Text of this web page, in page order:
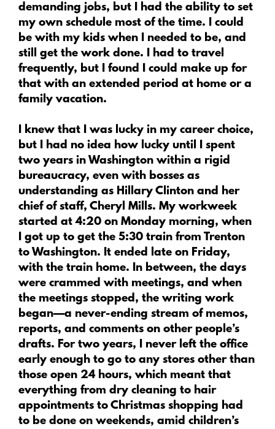
demanding jobs, but I had the ability to set
my own schedule most of the time. I could
be with my kids when I needed to be, and
still get the work done. I had to travel
frequently, but I found I could make up for
that with an extended period at home or a
family vacation.
I knew that I was lucky in my career choice,
but I had no idea how lucky until I spent
two years in Washington within a rigid
bureaucracy, even with bosses as
understanding as Hillary Clinton and her
chief of staff, Cheryl Mills. My workweek
started at 4:20 on Monday morning, when
I got up to get the 5:30 train from Trenton
to Washington. It ended late on Friday,
with the train home. In between, the days
were crammed with meetings, and when
the meetings stopped, the writing work
began—a never-ending stream of memos,
reports, and comments on other people’s
drafts. For two years, I never left the office
early enough to go to any stores other than
those open 24 hours, which meant that
everything from dry cleaning to hair
appointments to Christmas shopping had
to be done on weekends, amid children’s